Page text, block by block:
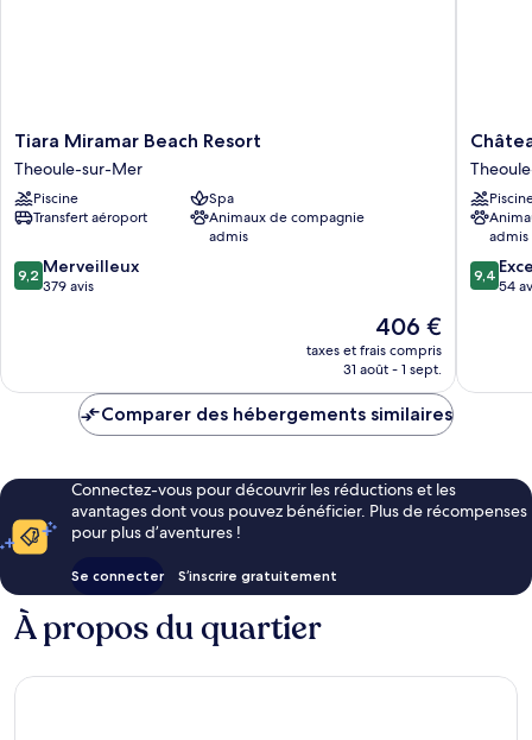
Tiara
Miramar
Beach
Resort
Theoule-
Mer
Tiara Miramar Beach Resort
Theoule-sur-Mer
Piscine
Spa
Transfert aéroport
Animaux de compagnie
admis
9.2
sur
9,2 Merveilleux
379 avis
Le
nouveau
prix
de
406 €
taxes et frais compris
31 août - 1 sept.
Château
de
Théoule
Hôtel
&
Spa
sur-
admis
9.4
sur
9,4
54
Comparer des hébergements similaires
Connectez-vous pour découvrir les réductions et les
avantages dont vous pouvez bénéficier. Plus de récompenses
pour plus d’aventures !
Se connecter S’inscrire gratuitement
À propos du quartier